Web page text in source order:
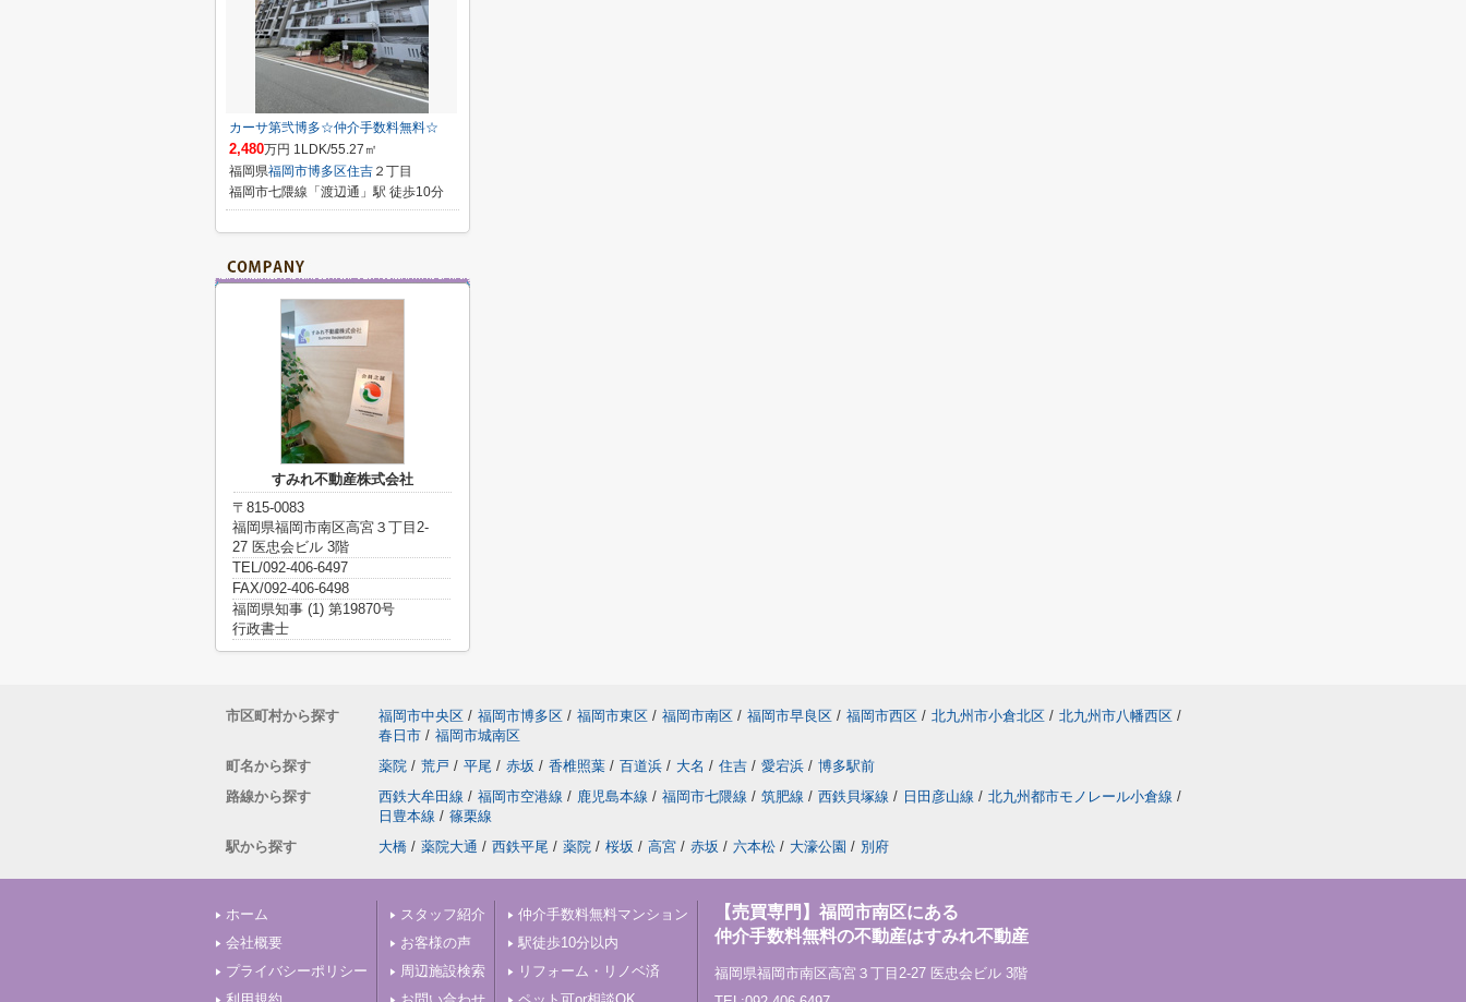
カーサ第弐博多☆仲介手数料無料☆
2,480万円 1LDK/55.27㎡
福岡県福岡市博多区住吉 ２丁目
福岡市七隈線「渡辺通」駅 徒歩10分
すみれ不動産株式会社
〒815-0083
福岡県福岡市南区高宮３丁目2-
27 医忠会ビル 3階
TEL/092-406-6497
FAX/092-406-6498
福岡県知事 (1) 第19870号
行政書士
市区町村から探す 福岡市中央区 / 福岡市博多区 / 福岡市東区 / 福岡市南区 / 福岡市早良区 / 福岡市西区 / 北九州市小倉北区 / 北九州市八幡西区 /
春日市 / 福岡市城南区
町名から探す
薬院 / 荒戸 / 平尾 / 赤坂 / 香椎照葉 / 百道浜 / 大名 / 住吉 / 愛宕浜 / 博多駅前
路線から探す
西鉄大牟田線 / 福岡市空港線 / 鹿児島本線 / 福岡市七隈線 / 筑肥線 / 西鉄貝塚線 / 日田彦山線 / 北九州都市モノレール小倉線 /
日豊本線 / 篠栗線
駅から探す
大橋 / 薬院大通 / 西鉄平尾 / 薬院 / 桜坂 / 高宮 / 赤坂 / 六本松 / 大濠公園 / 別府
ホーム
会社概要
プライバシーポリシー
スタッフ紹介
お客様の声
周辺施設検索
仲介手数料無料マンション
駅徒歩10分以内
リフォーム・リノベ済
【売買専門】福岡市南区にある
仲介手数料無料の不動産はすみれ不動産
福岡県福岡市南区高宮３丁目2-27 医忠会ビル 3階